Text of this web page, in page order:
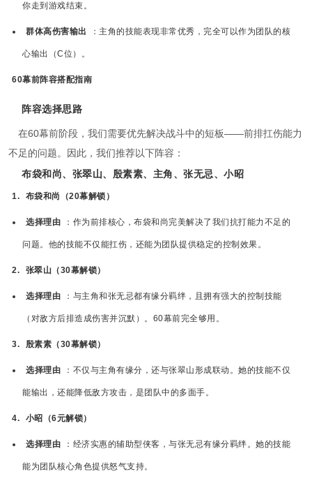
你走到游戏结束。
群体高伤害输出 ：主角的技能表现非常优秀，完全可以作为团队的核
心输出（C位）。
60幕前阵容搭配指南
阵容选择思路
在60幕前阶段，我们需要优先解决战斗中的短板——前排扛伤能力
不足的问题。因此，我们推荐以下阵容：
布袋和尚、张翠山、殷素素、主角、张无忌、小昭
1. 布袋和尚（20幕解锁）
选择理由 ：作为前排核心，布袋和尚完美解决了我们抗打能力不足的
问题。他的技能不仅能扛伤，还能为团队提供稳定的控制效果。
2. 张翠山（30幕解锁）
选择理由 ：与主角和张无忌都有缘分羁绊，且拥有强大的控制技能
（对敌方后排造成伤害并沉默）。60幕前完全够用。
3. 殷素素（30幕解锁）
选择理由 ：不仅与主角有缘分，还与张翠山形成联动。她的技能不仅
能输出，还能降低敌方攻击，是团队中的多面手。
4. 小昭（6元解锁）
选择理由 ：经济实惠的辅助型侠客，与张无忌有缘分羁绊。她的技能
能为团队核心角色提供怒气支持。